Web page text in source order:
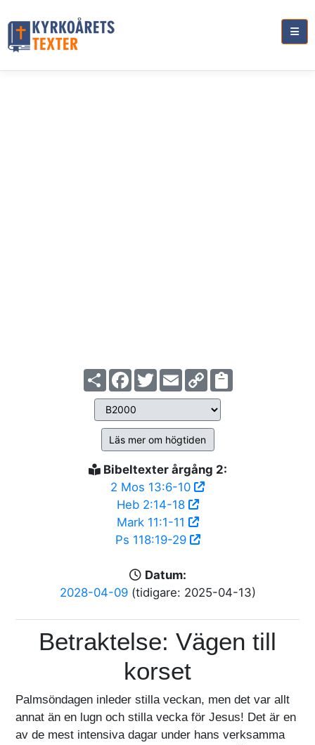
ShareFacebook
TwitterEmailCopy
Link
Läs mer om högtiden
Bibeltexter årgång 2:
2 Mos 13:6-10
Heb 2:14-18
Mark 11:1-11
Ps 118:19-29
Datum:
2028-04-09(tidigare: 2025-04-13)
Betraktelse: Vägen till
korset
Palmsöndagen inleder stilla veckan, men det var allt
annat än en lugn och stilla vecka för Jesus! Det är en
av de mest intensiva dagar under hans verksamma